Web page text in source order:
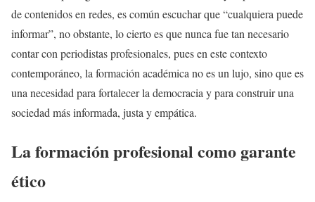
de contenidos en redes, es común escuchar que “cualquiera puede
informar”, no obstante, lo cierto es que nunca fue tan necesario
contar con periodistas profesionales, pues en este contexto
contemporáneo, la formación académica no es un lujo, sino que es
una necesidad para fortalecer la democracia y para construir una
sociedad más informada, justa y empática.
La formación profesional como garante
ético